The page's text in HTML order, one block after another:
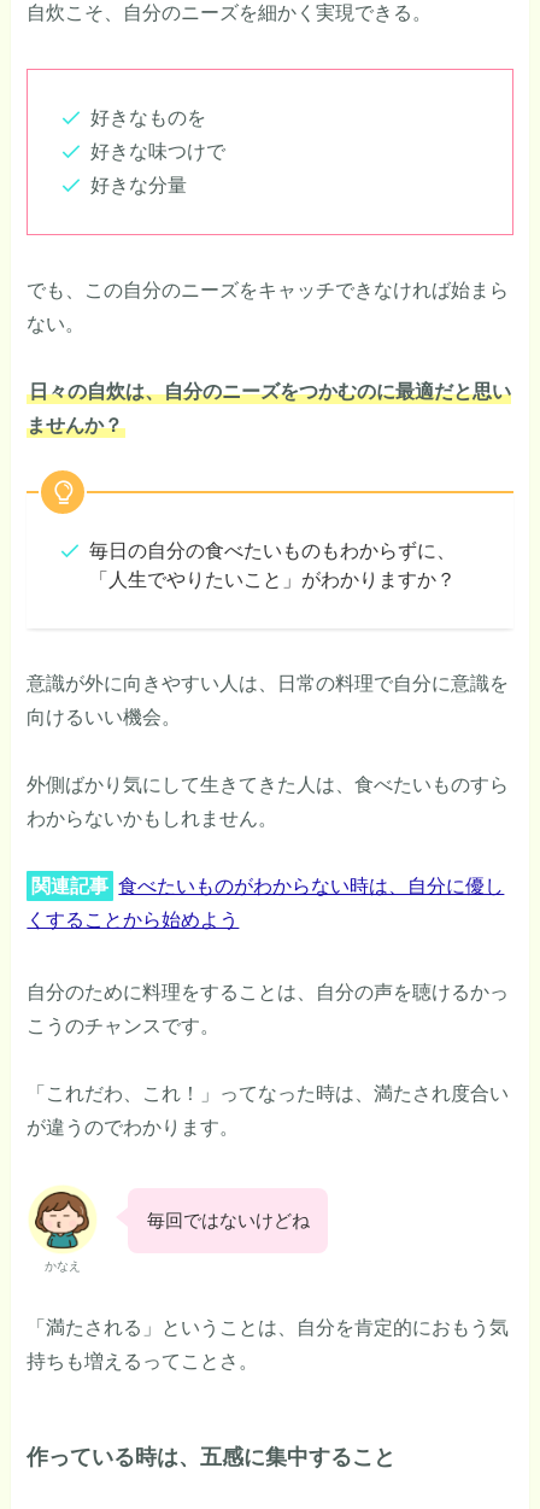
自炊こそ、自分のニーズを細かく実現できる。
好きなものを
好きな味つけで
好きな分量
でも、この自分のニーズをキャッチできなければ始まら
ない。
日々の自炊は、自分のニーズをつかむのに最適だと思い
ませんか？
毎日の自分の食べたいものもわからずに、
「人生でやりたいこと」がわかりますか？
意識が外に向きやすい人は、日常の料理で自分に意識を
向けるいい機会。
外側ばかり気にして生きてきた人は、食べたいものすら
わからないかもしれません。
関連記事 食べたいものがわからない時は、自分に優し
くすることから始めよう
自分のために料理をすることは、自分の声を聴けるかっ
こうのチャンスです。
「これだわ、これ！」ってなった時は、満たされ度合い
が違うのでわかります。
かなえ
毎回ではないけどね
「満たされる」ということは、自分を肯定的におもう気
持ちも増えるってことさ。
作っている時は、五感に集中すること